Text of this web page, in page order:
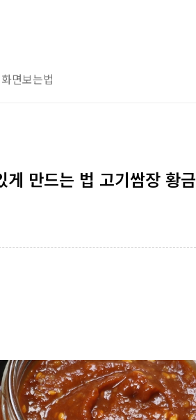
면보는법
만드는 법 고기쌈장 황금